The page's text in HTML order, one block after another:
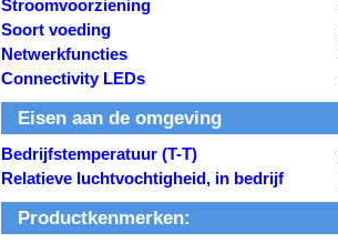
Stroomvoorziening
Soort voeding
Netwerkfuncties
Connectivity LEDs
Eisen aan de omgeving
Bedrijfstemperatuur (T-T)
Relatieve luchtvochtigheid, in bedrijf
Productkenmerken: